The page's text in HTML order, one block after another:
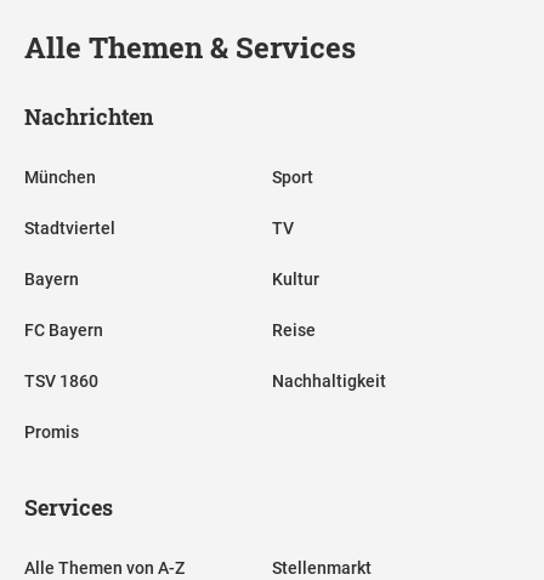
Alle Themen & Services
Nachrichten
München
Stadtviertel
Bayern
FC Bayern
TSV 1860
Promis
Sport
TV
Kultur
Reise
Nachhaltigkeit
Services
Alle Themen von A-Z Stellenmarkt